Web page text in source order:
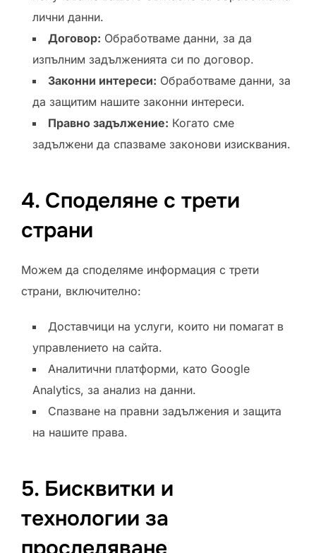
лични данни.
Договор: Обработваме данни, за да
изпълним задълженията си по договор.
Законни интереси: Обработваме данни, за
да защитим нашите законни интереси.
Правно задължение: Когато сме
задължени да спазваме законови изисквания.
4. Споделяне с трети
страни
Можем да споделяме информация с трети
страни, включително:
Доставчици на услуги, които ни помагат в
управлението на сайта.
Аналитични платформи, като Google
Analytics, за анализ на данни.
Спазване на правни задължения и защита
на нашите права.
5. Бисквитки и
технологии за